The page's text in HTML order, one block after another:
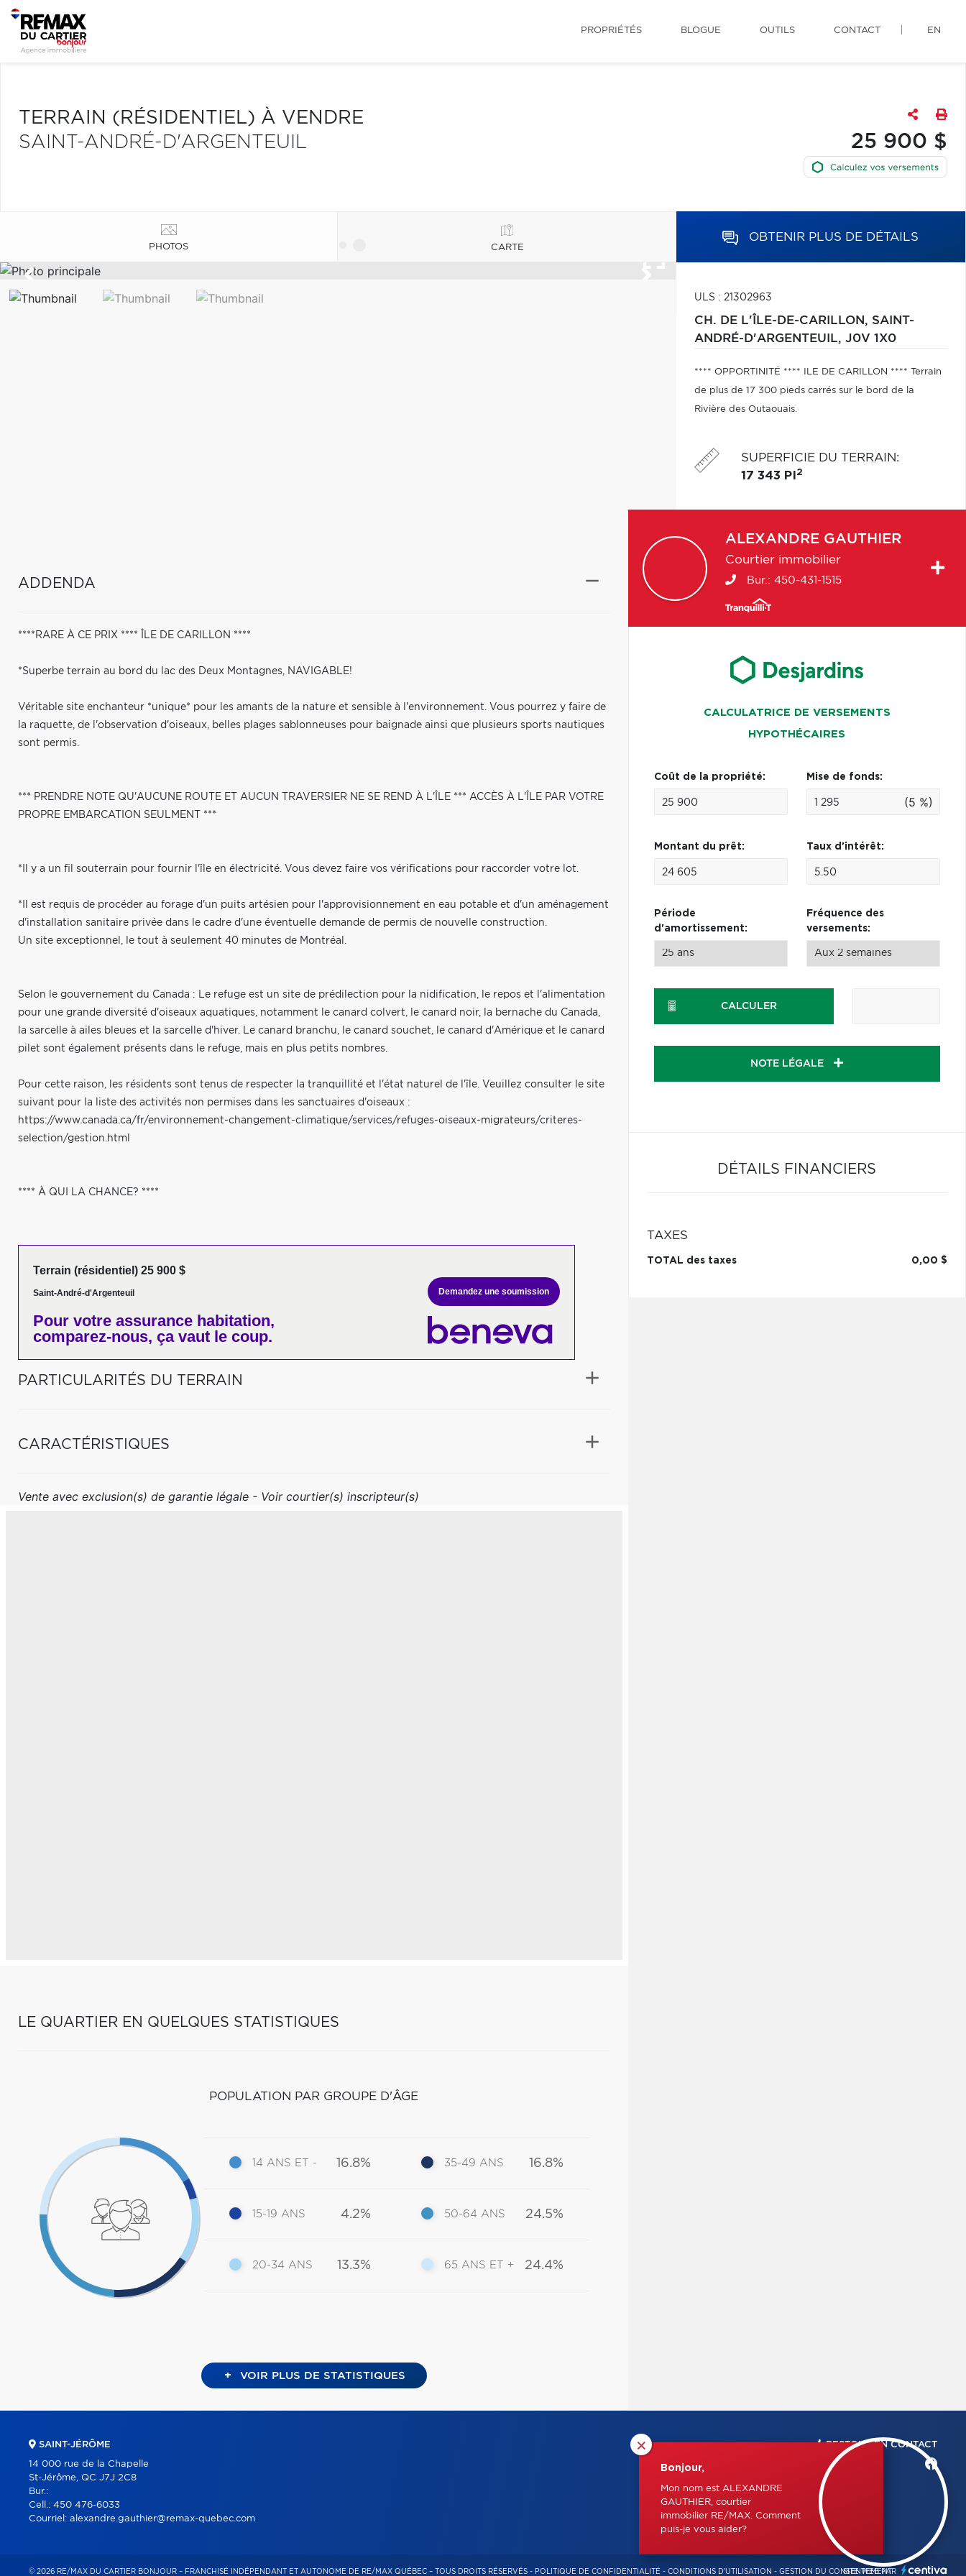
PROPRIÉTÉS BLOGUE OUTILS CONTACT EN
TERRAIN (RÉSIDENTIEL) À VENDRE
SAINT-ANDRÉ-D'ARGENTEUIL
25 900 $
PHOTOS CARTE
OBTENIR PLUS DE DÉTAILS
ULS : 21302963
CH. DE L'ÎLE-DE-CARILLON, SAINT-
ANDRÉ-D'ARGENTEUIL, J0V 1X0
**** OPPORTINITÉ **** ILE DE CARILLON **** Terrain
de plus de 17 300 pieds carrés sur le bord de la
Rivière des Outaouais.
SUPERFICIE DU TERRAIN:
17 343 PI 2
ADDENDA
****RARE À CE PRIX **** ÎLE DE CARILLON ****
*Superbe terrain au bord du lac des Deux Montagnes, NAVIGABLE!
Véritable site enchanteur *unique* pour les amants de la nature et sensible à l'environnement. Vous pourrez y faire de
la raquette, de l'observation d'oiseaux, belles plages sablonneuses pour baignade ainsi que plusieurs sports nautiques
sont permis.
*** PRENDRE NOTE QU'AUCUNE ROUTE ET AUCUN TRAVERSIER NE SE REND À L'ÎLE *** ACCÈS À L'ÎLE PAR VOTRE
PROPRE EMBARCATION SEULMENT ***
*Il y a un fil souterrain pour fournir l'île en électricité. Vous devez faire vos vérifications pour raccorder votre lot.
*Il est requis de procéder au forage d'un puits artésien pour l'approvisionnement en eau potable et d'un aménagement
d'installation sanitaire privée dans le cadre d'une éventuelle demande de permis de nouvelle construction.
Un site exceptionnel, le tout à seulement 40 minutes de Montréal.
Selon le gouvernement du Canada : Le refuge est un site de prédilection pour la nidification, le repos et l'alimentation
pour une grande diversité d'oiseaux aquatiques, notamment le canard colvert, le canard noir, la bernache du Canada,
la sarcelle à ailes bleues et la sarcelle d'hiver. Le canard branchu, le canard souchet, le canard d'Amérique et le canard
pilet sont également présents dans le refuge, mais en plus petits nombres.
Pour cette raison, les résidents sont tenus de respecter la tranquillité et l'état naturel de l'île. Veuillez consulter le site
suivant pour la liste des activités non permises dans les sanctuaires d'oiseaux :
https://www.canada.ca/fr/environnement-changement-climatique/services/refuges-oiseaux-migrateurs/criteres-
selection/gestion.html
**** À QUI LA CHANCE? ****
Terrain (résidentiel) 25 900 $
Saint-André-d'Argenteuil
Pour votre assurance habitation,
comparez-nous, ça vaut le coup.
Demandez une soumission
PARTICULARITÉS DU TERRAIN
CARACTÉRISTIQUES
Vente avec exclusion(s) de garantie légale - Voir courtier(s) inscripteur(s)
LE QUARTIER EN QUELQUES STATISTIQUES
POPULATION PAR GROUPE D'ÂGE
14 ANS ET - 16.8%
15-19 ANS 4.2%
20-34 ANS 13.3%
35-49 ANS 16.8%
50-64 ANS 24.5%
65 ANS ET + 24.4%
+ VOIR PLUS DE STATISTIQUES
ALEXANDRE GAUTHIER
Courtier immobilier
Bur.: 450-431-1515
CALCULATRICE DE VERSEMENTS
HYPOTHÉCAIRES
Coût de la propriété: Mise de fonds:
(5 %)
Montant du prêt: Taux d'intérêt:
Période
d'amortissement:
Fréquence des
versements:
CALCULER
NOTE LÉGALE
DÉTAILS FINANCIERS
TAXES
TOTAL des taxes 0,00 $
×
Bonjour,
Mon nom est ALEXANDRE
GAUTHIER, courtier
immobilier RE/MAX. Comment
puis-je vous aider?
SAINT-JÉRÔME
14 000 rue de la Chapelle
St-Jérôme, QC J7J 2C8
Bur.:
Cell.: 450 476-6033
Courriel: alexandre.gauthier@remax-quebec.com
RESTONS EN CONTACT
© 2026 RE/MAX DU CARTIER BONJOUR – FRANCHISÉ INDÉPENDANT ET AUTONOME DE RE/MAX QUÉBEC – TOUS DROITS RÉSERVÉS - POLITIQUE DE CONFIDENTIALITÉ - CONDITIONS D'UTILISATION - GESTION DU CONSENTEMENT
SITE WEB PAR